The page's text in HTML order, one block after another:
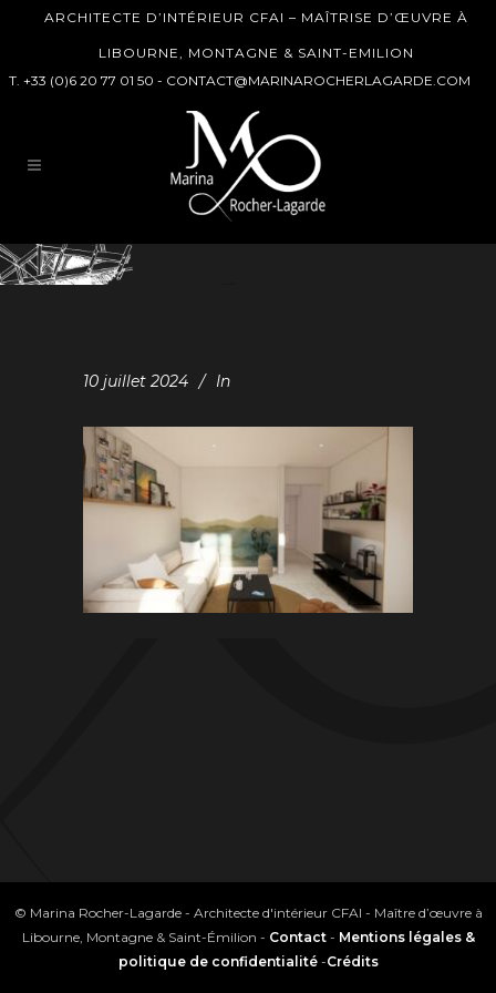
ARCHITECTE D’INTÉRIEUR CFAI – MAÎTRISE D’ŒUVRE À
LIBOURNE, MONTAGNE & SAINT-EMILION
T. +33 (0)6 20 77 01 50 - CONTACT@MARINAROCHERLAGARDE.COM
10 juillet 2024 In
© Marina Rocher-Lagarde - Architecte d'intérieur CFAI - Maître d’œuvre à
Libourne, Montagne & Saint-Émilion - Contact- Mentions légales &
politique de confidentialité-Crédits